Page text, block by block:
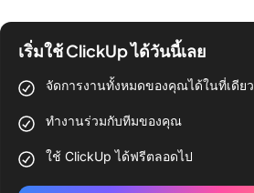
เริ่มใช้ ClickUp ได้วันนี้เลย
จัดการงานทั้งหมดของคุณได้ในที่เดียว
ทำงานร่วมกับทีมของคุณ
ใช้ ClickUp ได้ฟรีตลอดไป